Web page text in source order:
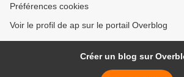
Préférences cookies
Voir le profil de ap sur le portail Overblog
Créer un blog sur